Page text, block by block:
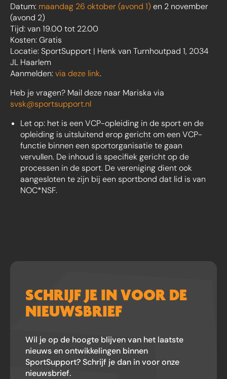
Datum: maandag 26 oktober (avond 1) en 2 november
(avond 2)
Tijd: van 19.00 tot 22.00
Kosten: Gratis
Locatie: SportSupport | Henk van Turnhoutpad 1, 2034
JL Haarlem
Aanmelden:via deze link.
Heb je vragen? Mail deze naar Mariska via
svsk@sportsupport.nl
Let op: het is een VCP-opleiding in de sport en de
opleiding is uitsluitend erop gericht om een VCP-
functie binnen een sportorganisatie te gaan
vervullen. De inhoud is specifiek gericht op de
processen in de sport. De vereniging dient ook
aangesloten te zijn bij een sportbond dat lid is van
NOC*NSF.
SCHRIJF JE IN VOOR DE
NIEUWSBRIEF
Wil je op de hoogte blijven van het laatste
nieuws en ontwikkelingen binnen
SportSupport? Schrijf je dan in voor onze
nieuwsbrief.